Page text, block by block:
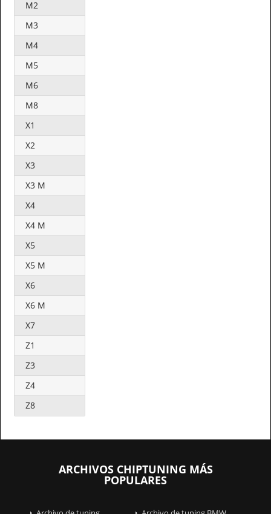
M2
M3
M4
M5
M6
M8
X1
X2
X3
X3 M
X4
X4 M
X5
X5 M
X6
X6 M
X7
Z1
Z3
Z4
Z8
ARCHIVOS CHIPTUNING MÁS
POPULARES